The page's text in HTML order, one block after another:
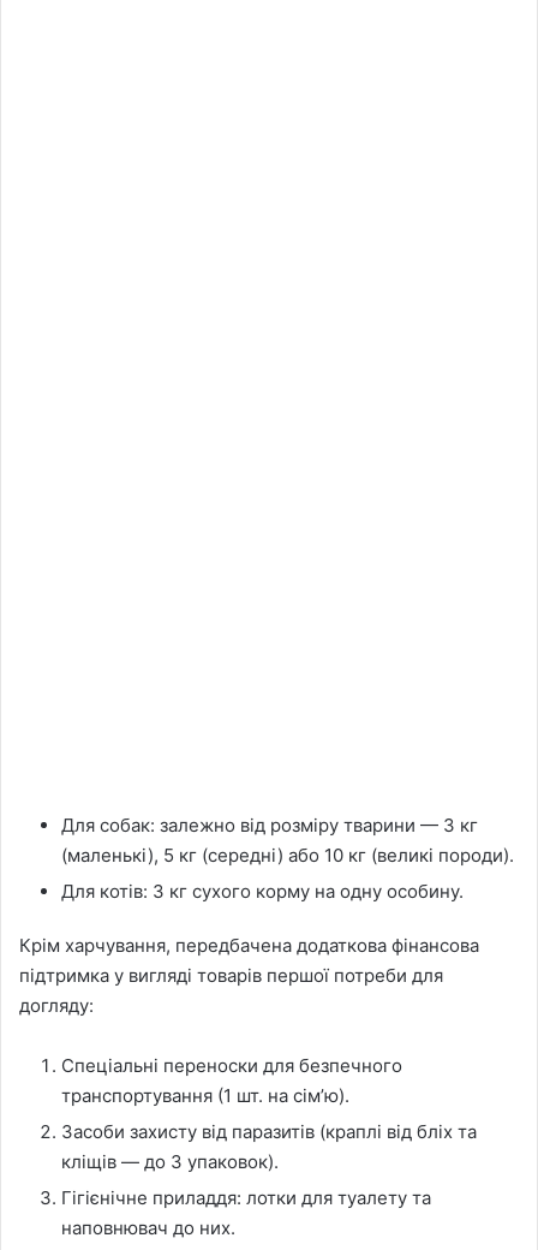
Для собак: залежно від розміру тварини — 3 кг
(маленькі), 5 кг (середні) або 10 кг (великі породи).
Для котів: 3 кг сухого корму на одну особину.
Крім харчування, передбачена додаткова фінансова
підтримка у вигляді товарів першої потреби для
догляду:
Спеціальні переноски для безпечного
транспортування (1 шт. на сім’ю).
Засоби захисту від паразитів (краплі від бліх та
кліщів — до 3 упаковок).
Гігієнічне приладдя: лотки для туалету та
наповнювач до них.